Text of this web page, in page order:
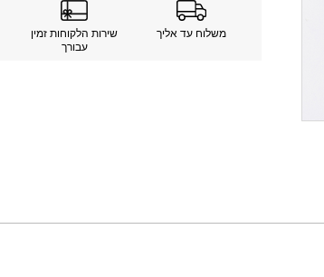
משלוח עד אליך
שירות הלקוחות זמין
עבורך